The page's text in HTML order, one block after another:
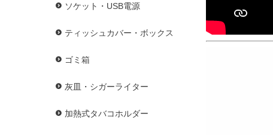
ソケット・USB電源
ティッシュカバー・ボックス
ゴミ箱
灰皿・シガーライター
加熱式タバコホルダー